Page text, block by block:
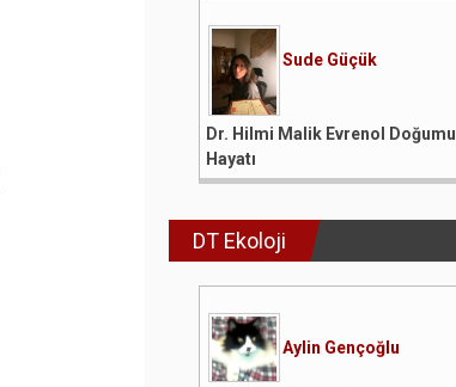
Sude Güçük
Dr. Hilmi Malik Evrenol
Hayatı
DT Ekoloji
Aylin Gençoğlu